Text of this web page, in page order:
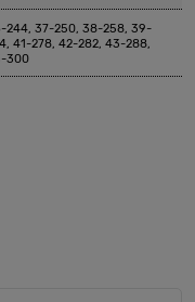
244, 37-250, 38-258, 39-
41-278, 42-282, 43-288,
300